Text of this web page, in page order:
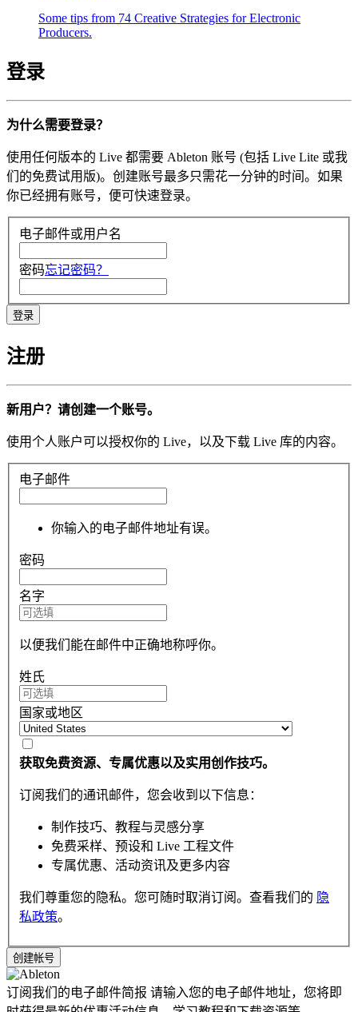
Some tips from 74 Creative Strategies for Electronic
Producers.
登录
为什么需要登录？
使用任何版本的 Live 都需要 Ableton 账号 (包括 Live Lite 或我
们的免费试用版)。创建账号最多只需花一分钟的时间。如果
你已经拥有账号，便可快速登录。
电子邮件或用户名
密码忘记密码？
注册
新用户？请创建一个账号。
使用个人账户可以授权你的 Live，以及下载 Live 库的内容。
电子邮件
你输入的电子邮件地址有误。
密码
名字
以便我们能在邮件中正确地称呼你。
姓氏
国家或地区
获取免费资源、专属优惠以及实用创作技巧。
订阅我们的通讯邮件，您会收到以下信息：
制作技巧、教程与灵感分享
免费采样、预设和 Live 工程文件
专属优惠、活动资讯及更多内容
我们尊重您的隐私。您可随时取消订阅。查看我们的 隐
私政策。
订阅我们的电子邮件简报 请输入您的电子邮件地址，您将即